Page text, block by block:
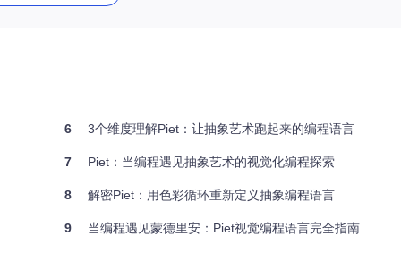
6 3个维度理解Piet：让抽象艺术跑起来的编程语言
7 Piet：当编程遇见抽象艺术的视觉化编程探索
8 解密Piet：用色彩循环重新定义抽象编程语言
9 当编程遇见蒙德里安：Piet视觉编程语言完全指南